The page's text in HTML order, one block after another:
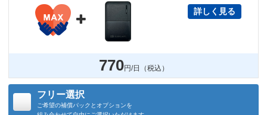

詳しく見る
770円/日（税込）
フリー選択
ご希望の補償パックとオプションを